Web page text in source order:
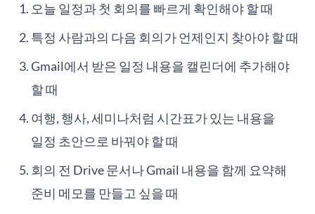
오늘 일정과 첫 회의를 빠르게 확인해야 할 때
특정 사람과의 다음 회의가 언제인지 찾아야 할 때
Gmail에서 받은 일정 내용을 캘린더에 추가해야
할 때
여행, 행사, 세미나처럼 시간표가 있는 내용을
일정 초안으로 바꿔야 할 때
회의 전 Drive 문서나 Gmail 내용을 함께 요약해
준비 메모를 만들고 싶을 때